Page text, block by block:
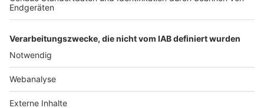
Nutzungsbedingungen Datenschutz Impressum